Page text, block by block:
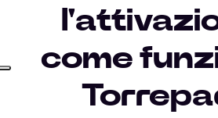
come